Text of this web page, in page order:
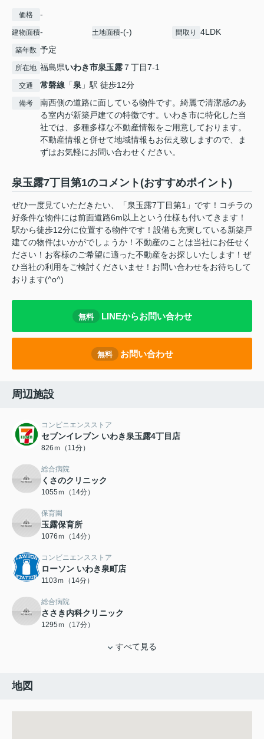
価格 -
建物面積- 土地面積-(-) 間取り 4LDK
築年数 予定
所在地 福島県いわき市泉玉露 ７丁目7-1
交通 常磐線 「泉 」駅 徒歩12分
備考
南西側の道路に面している物件です。綺麗で清潔感のあ
る室内が新築戸建ての特徴です。いわき市に特化した当
社では、多種多様な不動産情報をご用意しております。
不動産情報と併せて地域情報もお伝え致しますので、ま
ずはお気軽にお問い合わせください。
泉玉露7丁目第1のコメント(おすすめポイント)
ぜひ一度見ていただきたい、「泉玉露7丁目第1」です！コチラの
好条件な物件には前面道路6m以上という仕様も付いてきます！
駅から徒歩12分に位置する物件です！設備も充実している新築戸
建ての物件はいかがでしょうか！不動産のことは当社にお任せく
ださい！お客様のご希望に適った不動産をお探しいたします！ぜ
ひ当社の利用をご検討くださいませ！お問い合わせをお待ちして
おります(^o^)
無料 LINEからお問い合わせ
無料 お問い合わせ
周辺施設
コンビニエンスストア
セブンイレブン いわき泉玉露4丁目店
826ｍ（11分）
総合病院
くさのクリニック
1055ｍ（14分）
保育園
玉露保育所
1076ｍ（14分）
コンビニエンスストア
ローソン いわき泉町店
1103ｍ（14分）
総合病院
ささき内科クリニック
1295ｍ（17分）
すべて見る
地図